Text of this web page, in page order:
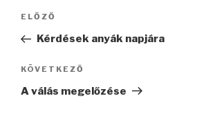
Bejegyzés
Korábbi
bejegyzés
ELŐZŐ
Kérdések anyák napjára
Következő
bejegyzés
KÖVETKEZŐ
A válás megelőzése